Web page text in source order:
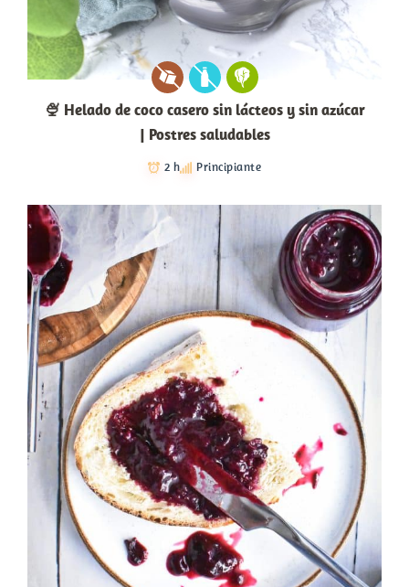
🍨 Helado de coco casero sin lácteos y sin azúcar
| Postres saludables
2 h Principiante